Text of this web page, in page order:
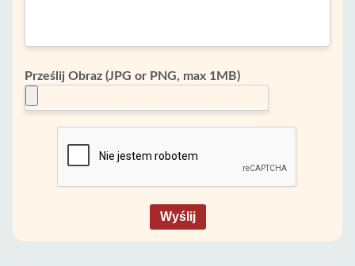
Prześlij Obraz (JPG or PNG, max 1MB)
Wyślij